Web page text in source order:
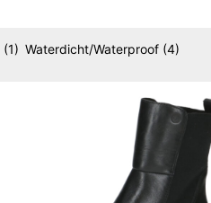
(1) Waterdicht/Waterproof (4)